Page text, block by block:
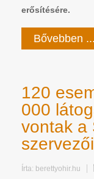
erősítésére.
Bővebben ...
120
000
vontak a
szervezői
Írta: berettyohir.hu